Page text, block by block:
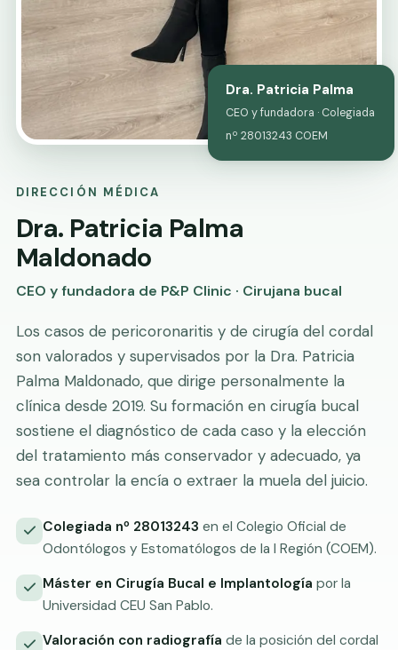
Dra. Patricia Palma
CEO y fundadora · Colegiada
nº 28013243 COEM
DIRECCIÓN MÉDICA
Dra. Patricia Palma
Maldonado
CEO y fundadora de P&P Clinic · Cirujana bucal
Los casos de pericoronaritis y de cirugía del cordal
son valorados y supervisados por la Dra. Patricia
Palma Maldonado, que dirige personalmente la
clínica desde 2019. Su formación en cirugía bucal
sostiene el diagnóstico de cada caso y la elección
del tratamiento más conservador y adecuado, ya
sea controlar la encía o extraer la muela del juicio.
Colegiada nº 28013243 en el Colegio Oficial de
Odontólogos y Estomatólogos de la I Región (COEM).
Máster en Cirugía Bucal e Implantología por la
Universidad CEU San Pablo.
Valoración con radiografía de la posición del cordal